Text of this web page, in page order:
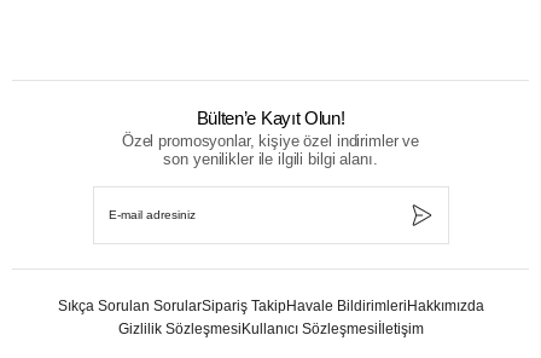
Bülten’e Kayıt Olun!
Özel promosyonlar, kişiye özel indirimler ve
son yenilikler ile ilgili bilgi alanı.
Sıkça Sorulan SorularSipariş TakipHavale BildirimleriHakkımızda
Gizlilik SözleşmesiKullanıcı Sözleşmesiİletişim